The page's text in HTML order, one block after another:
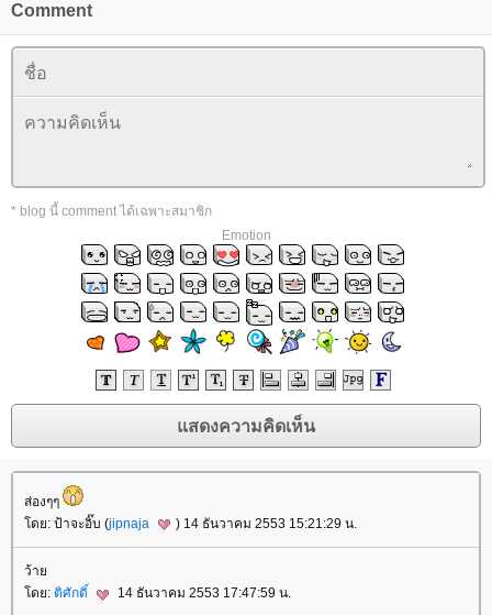
Comment
* blog นี้ comment ได้เฉพาะสมาชิก
Emotion
ส่องๆๆ
ดย: ป้าจะอิ๊บ (jipnaja ) 14 ธันวาคม 2553 15:21:29 น.
ว้า
ดย: ติศักดิ์ 14 ธันวาคม 2553 17:47:59 น.